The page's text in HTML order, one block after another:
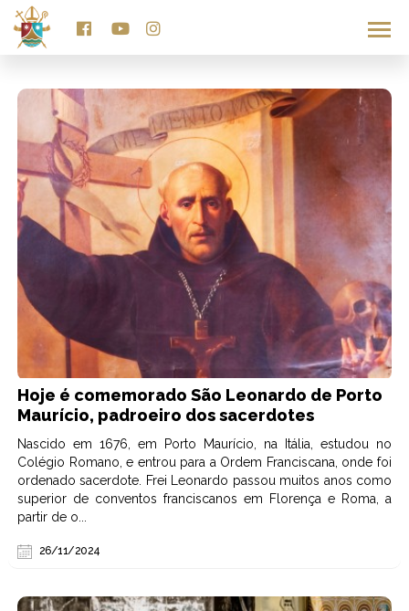
Hoje é comemorado São Leonardo de Porto
Maurício, padroeiro dos sacerdotes
Nascido em 1676, em Porto Maurício, na Itália, estudou no
Colégio Romano, e entrou para a Ordem Franciscana, onde foi
ordenado sacerdote. Frei Leonardo passou muitos anos como
superior de conventos franciscanos em Florença e Roma, a
partir de o...
26/11/2024